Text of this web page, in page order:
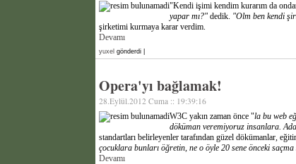
"Kendi işimi kendim kurarım da
yapar mı?"dedik. "Olm ben kendi
şirketimi kurmaya karar verdim.
Devamı
yuxel gönderdi |
Opera'yı bağlamak!
28.Eylül.2012 Cuma :: 19:39:16
W3C yakın zaman önce "la bu web
döküman veremiyoruz insanlara.
standartları belirleyenler tarafından güzel dökümanlar,
çocuklara bunları öğretin, ne o öyle 20 sene önceki
Devamı